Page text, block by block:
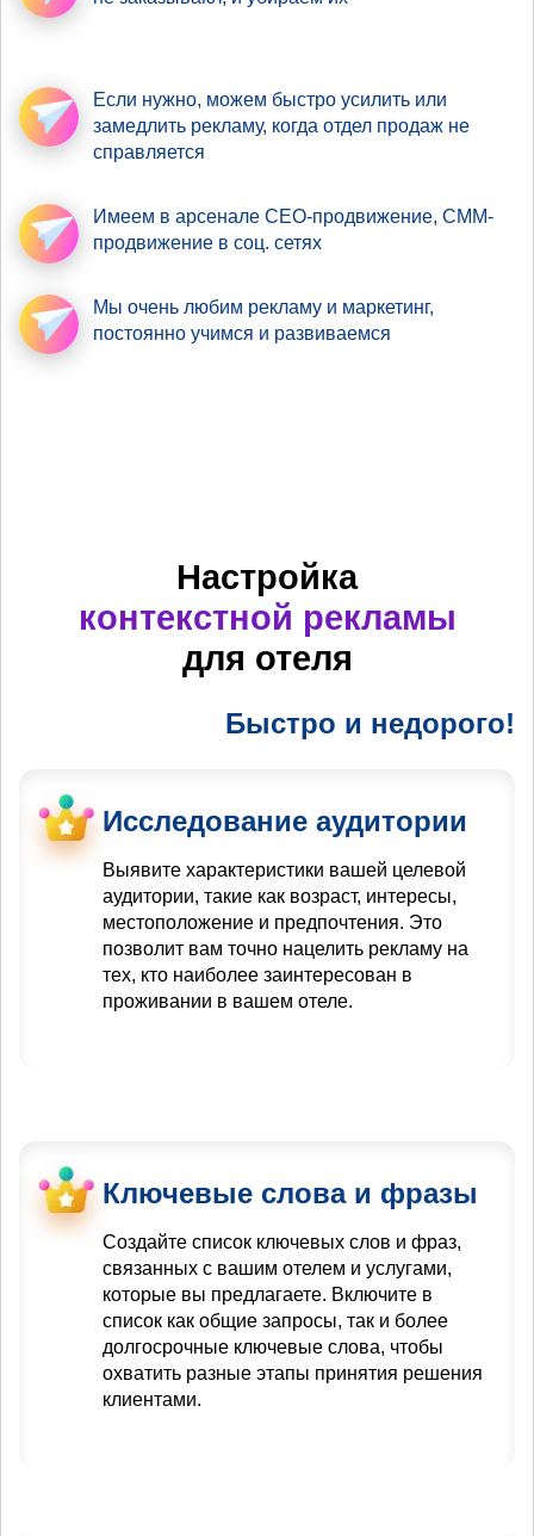
Если нужно, можем быстро усилить или
замедлить рекламу, когда отдел продаж не
справляется
Имеем в арсенале СЕО-продвижение, СММ-
продвижение в соц. сетях
Мы очень любим рекламу и маркетинг,
постоянно учимся и развиваемся
Настройка
контекстной рекламы
для отеля
Быстро и недорого!
Исследование аудитории
Выявите характеристики вашей целевой
аудитории, такие как возраст, интересы,
местоположение и предпочтения. Это
позволит вам точно нацелить рекламу на
тех, кто наиболее заинтересован в
проживании в вашем отеле.
Ключевые слова и фразы
Создайте список ключевых слов и фраз,
связанных с вашим отелем и услугами,
которые вы предлагаете. Включите в
список как общие запросы, так и более
долгосрочные ключевые слова, чтобы
охватить разные этапы принятия решения
клиентами.